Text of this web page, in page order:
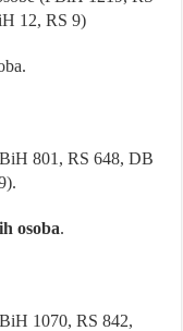
12, RS 9)
801, RS 648, DB
osoba.
1070, RS 842,